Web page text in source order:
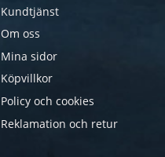
Kundtjänst
Om oss
Mina sidor
Köpvillkor
Policy och cookies
Reklamation och retur